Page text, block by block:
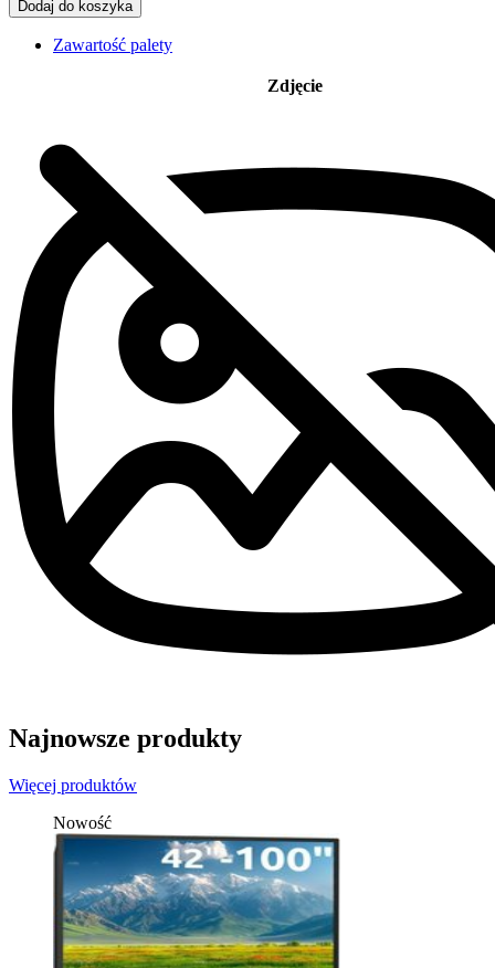
Dodaj do koszyka
Zawartość palety
Zdjęcie
Najnowsze produkty
Więcej produktów
Nowość